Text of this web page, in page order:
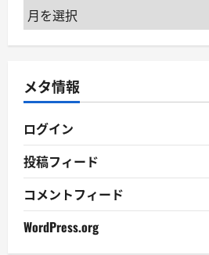
ア
ー
ブ
メタ情報
ログイン
投稿フィード
コメントフィード
WordPress.org